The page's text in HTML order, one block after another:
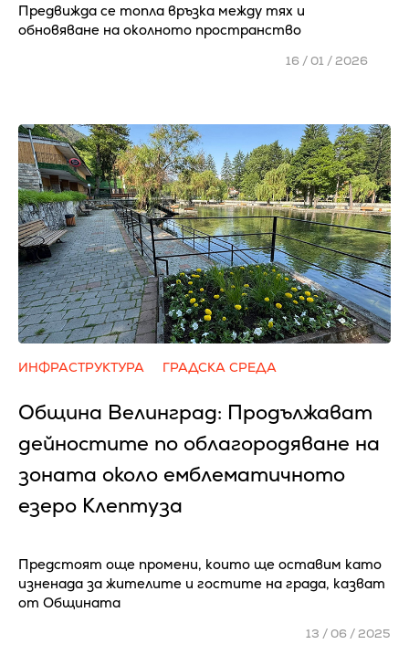
Предвижда се топла връзка между тях и
обновяване на околното пространство
16 / 01 / 2026
ИНФРАСТРУКТУРА ГРАДСКА СРЕДА
Община Велинград: Продължават
дейностите по облагородяване на
зоната около емблематичното
езеро Клептуза
Предстоят още промени, които ще оставим като
изненада за жителите и гостите на града, казват
от Общината
13 / 06 / 2025